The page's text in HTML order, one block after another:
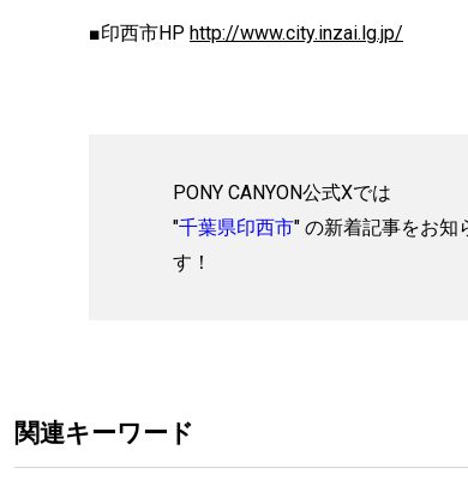
■印西市HP http://www.city.inzai.lg.jp/
PONY CANYON公式Xでは
"千葉県印西市" の新着記事をお知
す！
関連キーワード